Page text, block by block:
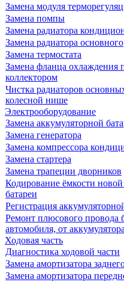
Замена модуля
Замена помпы
Замена радиатора
Замена радиатора основного
Замена термостата
Замена фланца охлаждения
коллектором
Чистка радиаторов
колесной нише
Электрооборудование
Замена аккумуляторной
Замена генератора
Замена компрессора
Замена стартера
Замена трапеции дворников
Кодирование ёмкости
батареи
Регистрация
Ремонт плюсового
автомобиля, от аккумулятора
Ходовая часть
Диагностика ходовой части
Замена амортизатора
Замена амортизатора